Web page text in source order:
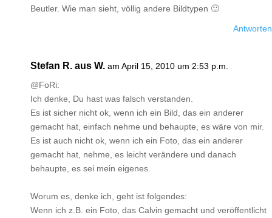
Beutler. Wie man sieht, völlig andere Bildtypen 🙂
Antworten
Stefan R. aus W. am April 15, 2010 um 2:53 p.m.
@FoRi:
Ich denke, Du hast was falsch verstanden.
Es ist sicher nicht ok, wenn ich ein Bild, das ein anderer
gemacht hat, einfach nehme und behaupte, es wäre von mir.
Es ist auch nicht ok, wenn ich ein Foto, das ein anderer
gemacht hat, nehme, es leicht verändere und danach
behaupte, es sei mein eigenes.
Worum es, denke ich, geht ist folgendes:
Wenn ich z.B. ein Foto, das Calvin gemacht und veröffentlicht